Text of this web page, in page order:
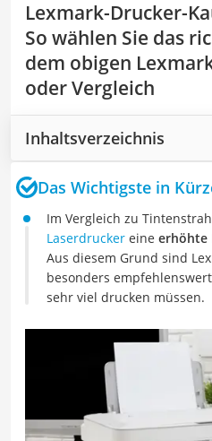
Lexmark-Drucker-
So wählen Sie das
dem obigen
oder Vergleich
Inhaltsverzeichnis
Das Wichtigste in
Im Vergleich zu
Laserdrucker eine erhöhte
Aus diesem Grund sind
besonders
sehr viel drucken müssen.